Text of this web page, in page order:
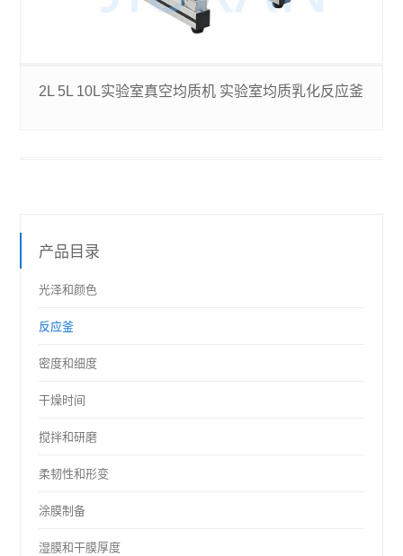
2L 5L 10L实验室真空均质机 实验室均质乳化反应釜
产品目录
光泽和颜色
反应釜
密度和细度
干燥时间
搅拌和研磨
柔韧性和形变
涂膜制备
湿膜和干膜厚度